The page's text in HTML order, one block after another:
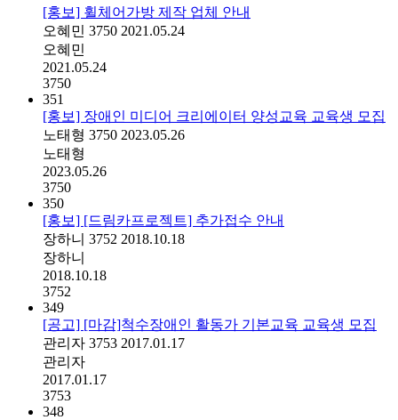
[홍보] 휠체어가방 제작 업체 안내
오혜민 3750 2021.05.24
오혜민
2021.05.24
3750
351
[홍보] 장애인 미디어 크리에이터 양성교육 교육생 모집
노태형 3750 2023.05.26
노태형
2023.05.26
3750
350
[홍보] [드림카프로젝트] 추가접수 안내
장하니 3752 2018.10.18
장하니
2018.10.18
3752
349
[공고] [마감]척수장애인 활동가 기본교육 교육생 모집
관리자 3753 2017.01.17
관리자
2017.01.17
3753
348